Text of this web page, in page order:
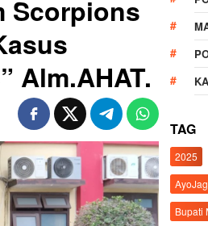
Scorpions
Alm.AHAT.
TAG
2025
Bupati